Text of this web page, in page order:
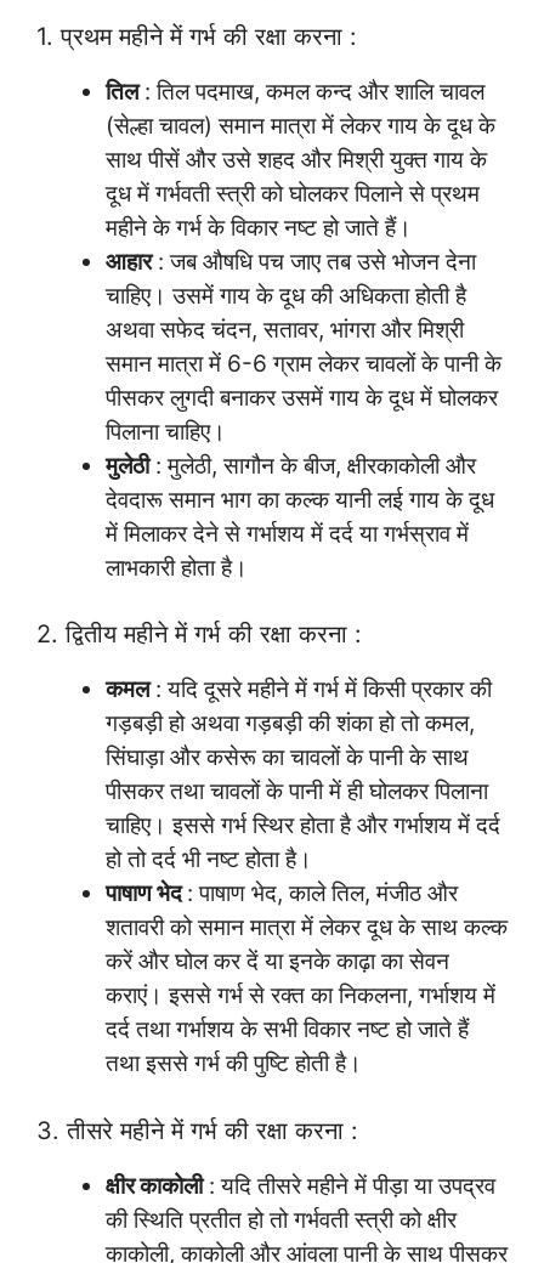
1. प्रथम महीने में गर्भ की रक्षा करना :
तिल: तिल पदमाख, कमल कन्द और शालि चावल
(सेल्हा चावल) समान मात्रा में लेकर गाय के दूध के
साथ पीसें और उसे शहद और मिश्री युक्त गाय के
दूध में गर्भवती स्त्री को घोलकर पिलाने से प्रथम
महीने के गर्भ के विकार नष्ट हो जाते हैं।
आहार: जब औषधि पच जाए तब उसे भोजन देना
चाहिए। उसमें गाय के दूध की अधिकता होती है
अथवा सफेद चंदन, सतावर, भांगरा और मिश्री
समान मात्रा में 6-6 ग्राम लेकर चावलों के पानी के
पीसकर लुगदी बनाकर उसमें गाय के दूध में घोलकर
पिलाना चाहिए।
मुलेठी: मुलेठी, सागौन के बीज, क्षीरकाकोली और
देवदारू समान भाग का कल्क यानी लई गाय के दूध
में मिलाकर देने से गर्भाशय में दर्द या गर्भस्राव में
लाभकारी होता है।
2. द्वितीय महीने में गर्भ की रक्षा करना :
कमल: यदि दूसरे महीने में गर्भ में किसी प्रकार की
गड़बड़ी हो अथवा गड़बड़ी की शंका हो तो कमल,
सिंघाड़ा और कसेरू का चावलों के पानी के साथ
पीसकर तथा चावलों के पानी में ही घोलकर पिलाना
चाहिए। इससे गर्भ स्थिर होता है और गर्भाशय में दर्द
हो तो दर्द भी नष्ट होता है।
पाषाण भेद: पाषाण भेद, काले तिल, मंजीठ और
शतावरी को समान मात्रा में लेकर दूध के साथ कल्क
करें और घोल कर दें या इनके काढ़ा का सेवन
कराएं। इससे गर्भ से रक्त का निकलना, गर्भाशय में
दर्द तथा गर्भाशय के सभी विकार नष्ट हो जाते हैं
तथा इससे गर्भ की पुष्टि होती है।
3. तीसरे महीने में गर्भ की रक्षा करना :
क्षीर काकोली: यदि तीसरे महीने में पीड़ा या उपद्रव
की स्थिति प्रतीत हो तो गर्भवती स्त्री को क्षीर
काकोली, काकोली और आंवला पानी के साथ पीसकर